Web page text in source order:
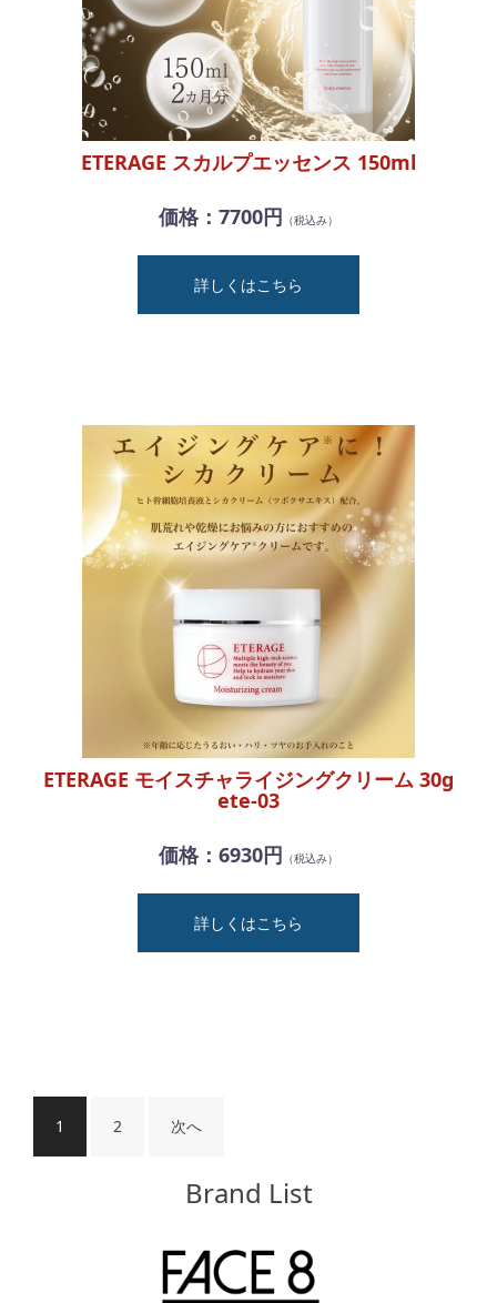
ETERAGE スカルプエッセンス 150ml
価格：7700円 （税込み）
詳しくはこちら
ETERAGE モイスチャライジングクリーム 30g
ete-03
価格：6930円 （税込み）
詳しくはこちら
投
稿
1 2 次へ
Brand List